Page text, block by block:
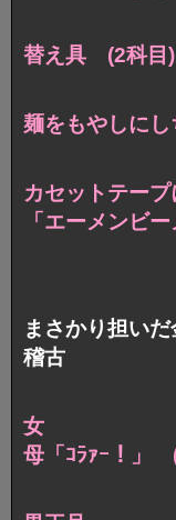
替え具 (2科目)
麺をもやしに
カセットテー
「エーメンビ
まさかり担い
稽古
女
母「ｺﾗｧｰ！」